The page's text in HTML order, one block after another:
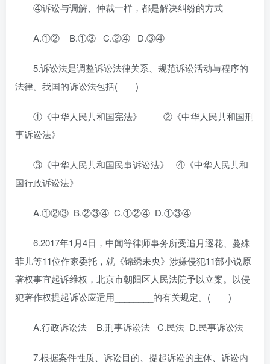
④诉讼与调解、仲裁一样，都是解决纠纷的方式
A.①② B.①③ C.②④ D.③④
5.诉讼法是调整诉讼法律关系、规范诉讼活动与程序的
法律。我国的诉讼法包括( )
①《中华人民共和国宪法》 ②《中华人民共和国刑
事诉讼法》
③《中华人民共和国民事诉讼法》 ④《中华人民共和
国行政诉讼法》
A.①②③ B.②③④ C.①②④ D.①③④
6.2017年1月4日，中闻等律师事务所受追月逐花、蔓殊
菲儿等11位作家委托，就《锦绣未央》涉嫌侵犯11部小说原
著权事宜起诉维权，北京市朝阳区人民法院予以立案。以侵
犯著作权提起诉讼应适用________的有关规定。( )
A.行政诉讼法 B.刑事诉讼法 C.民法 D.民事诉讼法
7.根据案件性质、诉讼目的、提起诉讼的主体、诉讼内